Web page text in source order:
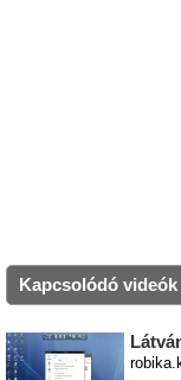
Kapcsolódó videók